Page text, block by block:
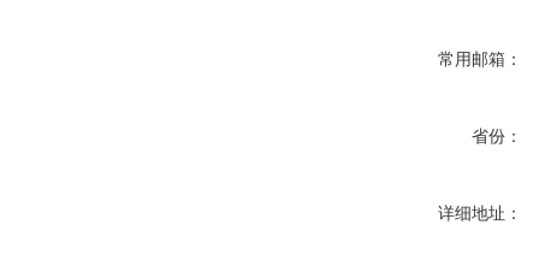
常用邮箱：
省份：
详细地址：